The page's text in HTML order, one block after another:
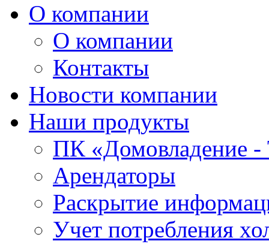
О компании
О компании
Контакты
Новости компании
Наши продукты
ПК «Домовладение -
Арендаторы
Раскрытие
Учет потребления